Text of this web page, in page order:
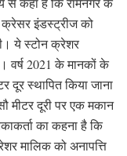
क्रेसर इंडस्ट्रीज को
ये स्टोन क्रेशर
वर्ष 2021 के मानकों के
दूर स्थापित किया जाना
मीटर दूरी पर एक मकान
का कहना है कि
मालिक को अनापत्ति